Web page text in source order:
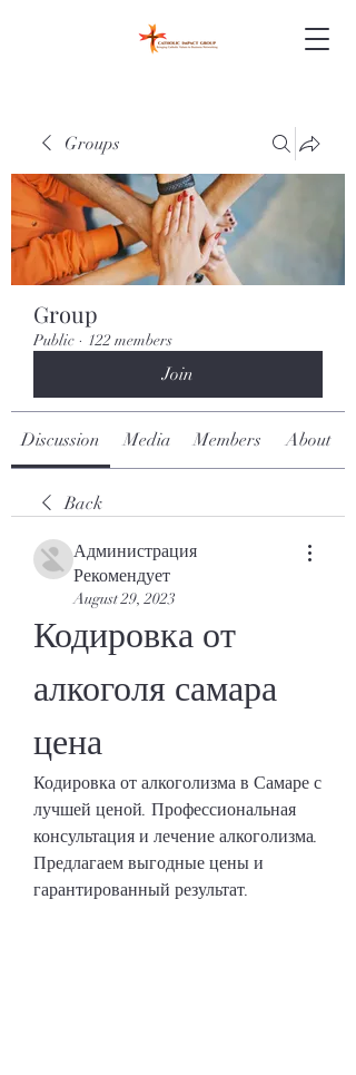
Groups
Group
Public · 122 members
Join
Discussion Media Members About
Back
Администрация
Рекомендует
August 29, 2023
Кодировка от
алкоголя самара
цена
Кодировка от алкоголизма в Самаре с
лучшей ценой. Профессиональная
консультация и лечение алкоголизма.
Предлагаем выгодные цены и
гарантированный результат.